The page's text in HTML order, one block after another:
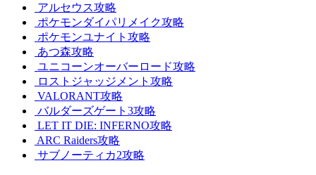
アルセウス攻略
ポケモンダイパリメイク攻略
ポケモンユナイト攻略
あつ森攻略
ユニコーンオーバーロード攻略
ロストジャッジメント攻略
VALORANT攻略
バルダーズゲート3攻略
LET IT DIE: INFERNO攻略
ARC Raiders攻略
サブノーティカ2攻略